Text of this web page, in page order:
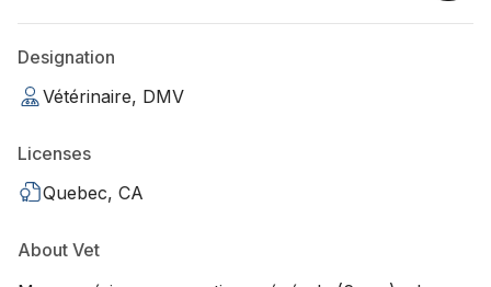
Designation
Vétérinaire, DMV
Licenses
Quebec, CA
About Vet